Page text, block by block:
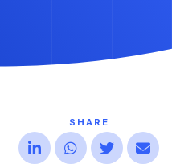
SHARE